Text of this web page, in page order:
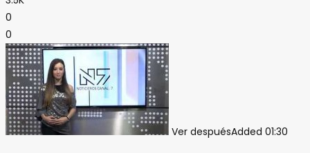
0
0
Ver despuésAdded 01:30